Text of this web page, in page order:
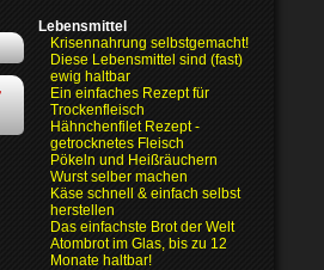
Lebensmittel
Krisennahrung selbstgemacht!
Diese Lebensmittel sind (fast)
ewig haltbar
Ein einfaches Rezept für
Trockenfleisch
Hähnchenfilet Rezept -
getrocknetes Fleisch
Pökeln und Heißräuchern
Wurst selber machen
Käse schnell & einfach selbst
herstellen
Das einfachste Brot der Welt
Atombrot im Glas, bis zu 12
Monate haltbar!